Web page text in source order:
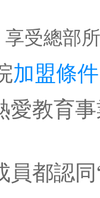
享受總部
加盟條件
愛教育
員都認